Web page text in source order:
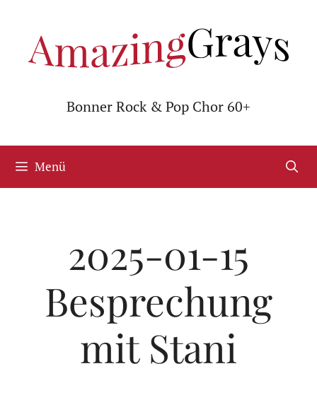
springen
Bonner Rock & Pop Chor 60+
Menü
2025-01-15
Besprechung
mit Stani